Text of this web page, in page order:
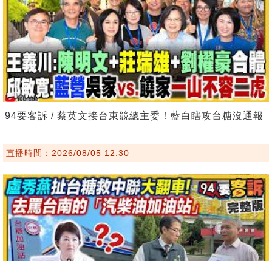
94要客訴 / 蔡英文接台東競總主委！藍白瞎攻台糖沒通報
直播時間：2026/08/05 12:30